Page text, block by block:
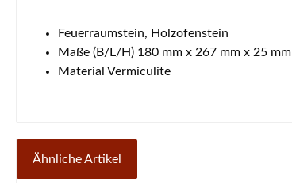
Feuerraumstein, Holzofenstein
Maße (B/L/H) 180 mm x 267 mm x 25 mm
Material Vermiculite
Ähnliche Artikel